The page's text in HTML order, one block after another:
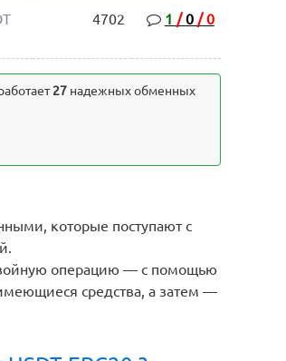
4702 1 / 0 / 0
которые поступают с
операцию — с помощью
средства, а затем —